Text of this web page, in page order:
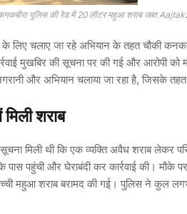
कनकबीरा पुलिस की रेड में 20 लीटर महुआ शराब जब्त
चलाए जा रहे अभियान के तहत चौकी
मुखबिर की सूचना पर की गई और आरोपी
और अभियान चलाया जा रहा है, जिसके तहत
शराब
मिली थी कि एक व्यक्ति अवैध शराब लेकर
पहुंची और घेराबंदी कर कार्रवाई की। मौके
महुआ शराब बरामद की गई। पुलिस ने कुल